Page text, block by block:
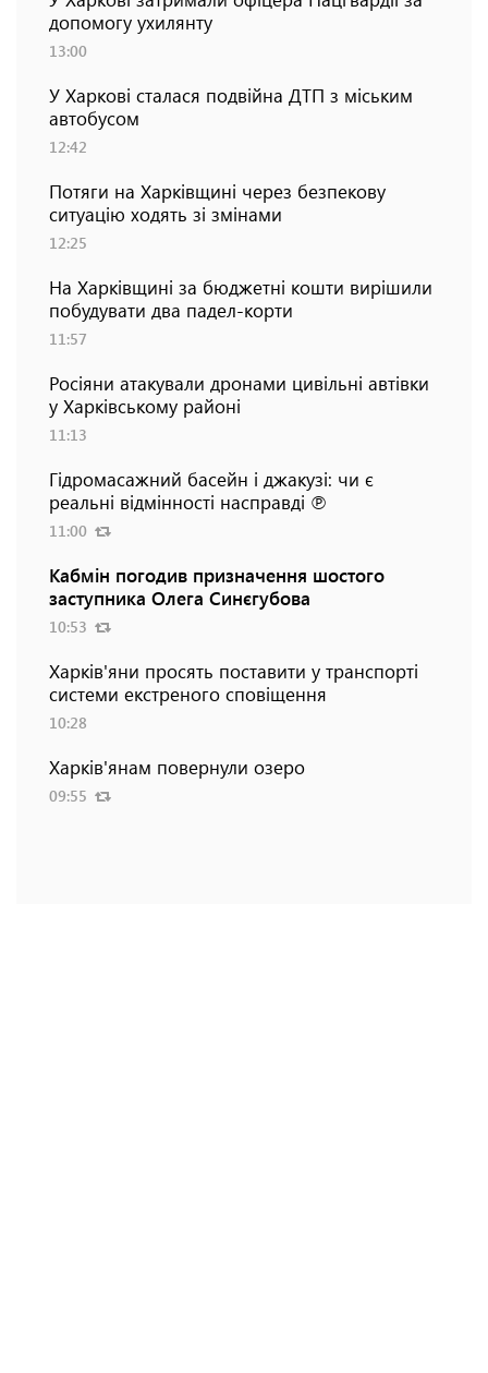
допомогу ухилянту
13:00
У Харкові сталася подвійна ДТП з міським
автобусом
12:42
Потяги на Харківщині через безпекову
ситуацію ходять зі змінами
12:25
На Харківщині за бюджетні кошти вирішили
побудувати два падел-корти
11:57
Росіяни атакували дронами цивільні автівки
у Харківському районі
11:13
Гідромасажний басейн і джакузі: чи є
реальні відмінності насправді ℗
11:00
Кабмін погодив призначення шостого
заступника Олега Синєгубова
10:53
Харків'яни просять поставити у транспорті
системи екстреного сповіщення
10:28
Харків'янам повернули озеро
09:55